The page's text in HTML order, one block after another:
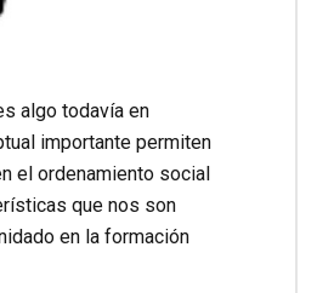
algo todavía en
importante permiten
el ordenamiento social
que nos son
en la formación